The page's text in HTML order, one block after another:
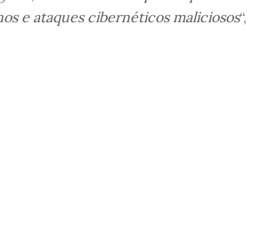
e ataques cibernéticos maliciosos“,